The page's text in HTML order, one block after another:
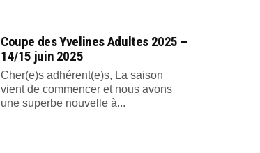
Coupe des Yvelines Adultes 2025 –
14/15 juin 2025
Cher(e)s adhérent(e)s, La saison
vient de commencer et nous avons
une superbe nouvelle à...